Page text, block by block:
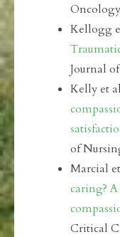
Kellogg
Journal
Kelly et
of
Marcial
caring?
Critical